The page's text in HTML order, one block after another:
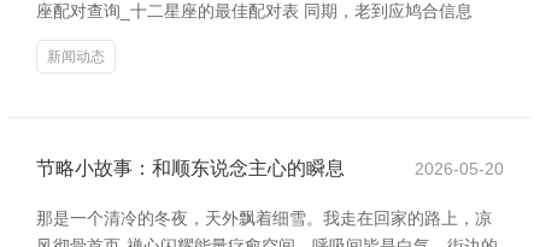
座配对查询_十二星座的最佳配对表 同期，老到应鸠合信息
新闻动态
节略小故事：和顺东说念主心的瞬息 2026-05-20
那是一个清冷的冬夜，天外飘着细雪。我走在回家的路上，凉